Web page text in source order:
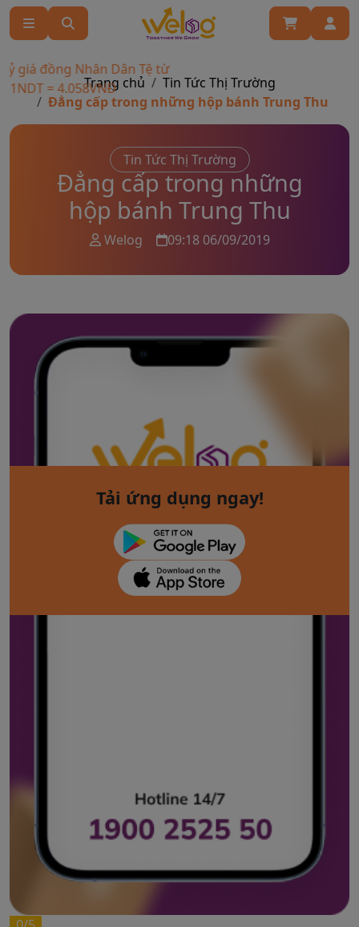
đồng Nhân Dân Tệ từ
= 4.058VNĐTrang chủ
Tin Tức Thị Trường
Đẳng cấp trong những hộp bánh Trung Thu
Tin Tức Thị Trường
Đẳng cấp trong những
hộp bánh Trung Thu
Welog 09:18 06/09/2019
Tải ứng dụng ngay!